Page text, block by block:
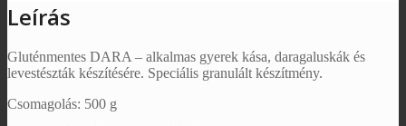
Leírás
Gluténmentes DARA – alkalmas gyerek kása, daragaluskák és
levestészták készítésére. Speciális granulált készítmény.
Csomagolás: 500 g